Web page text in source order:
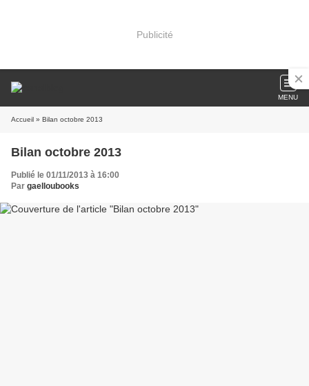
Publicité
MENU
Accueil » Bilan octobre 2013
Bilan octobre 2013
Publié le 01/11/2013 à 16:00
Par gaelloubooks